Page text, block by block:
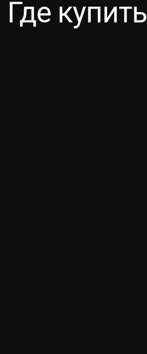
Где купить